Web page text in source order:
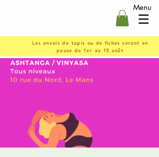
Menu
Les envois de tapis ou de fiches seront en
pause du 1er au 15 août